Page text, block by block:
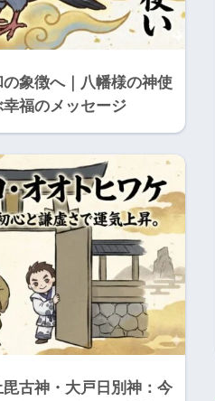
象徴へ｜八幡様の神使
幸福のメッセージ
毘古神・大戸日別神：今